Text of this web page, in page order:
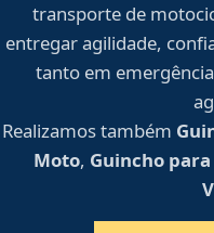
transporte de
entregar agilidade,
tanto em
Realizamos também
Moto, Guincho